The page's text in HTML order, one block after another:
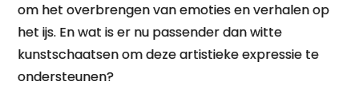
om het overbrengen van emoties en verhalen op
het ijs. En wat is er nu passender dan witte
kunstschaatsen om deze artistieke expressie te
ondersteunen?